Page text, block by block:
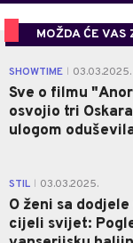
MOŽDA ĆE VAS
SHOWTIME 03.03.2025.
Sve o filmu
osvojio tri
ulogom
STIL 03.03.2025.
O ženi sa
cijeli svijet: